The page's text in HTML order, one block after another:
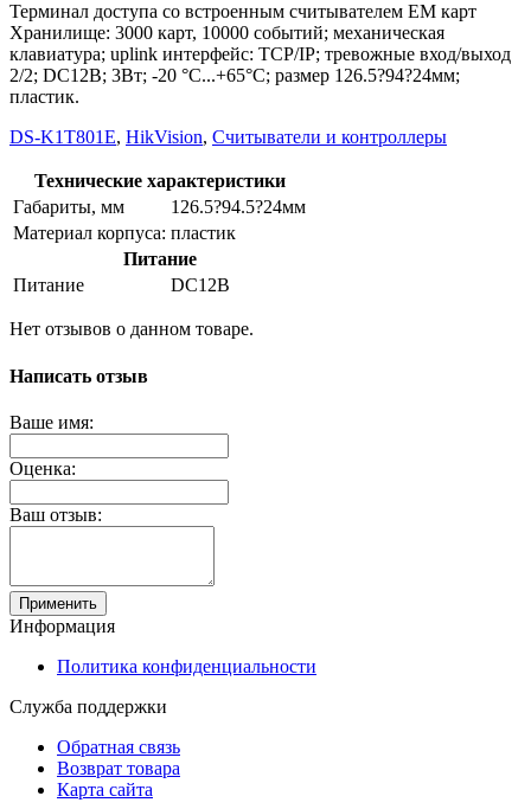
Терминал доступа со встроенным считывателем EM карт
Хранилище: 3000 карт, 10000 событий; механическая
клавиатура; uplink интерфейс: TCP/IP; тревожные вход/выход
2/2; DC12В; 3Вт; -20 °C...+65°C; размер 126.5?94?24мм;
пластик.
DS-K1T801E, HikVision, Считыватели и контроллеры
Технические характеристики
Габариты, мм
126.5?94.5?24мм
Материал корпуса: пластик
Питание
Питание
DC12В
Нет отзывов о данном товаре.
Написать отзыв
Ваше имя:
Оценка:
Ваш отзыв:
Применить
Информация
Политика конфиденциальности
Служба поддержки
Обратная связь
Возврат товара
Карта сайта